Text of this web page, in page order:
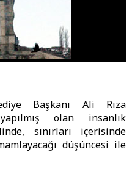
Başkanı Ali Rıza
olan insanlık
sınırları içerisinde
düşüncesi ile